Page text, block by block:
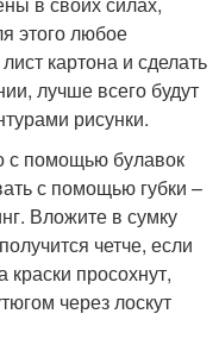
этого любое
картона и сделать
лучше всего будут
рисунки.
с помощью булавок
с помощью губки –
Вложите в сумку
четче, если
краски просохнут,
через лоскут